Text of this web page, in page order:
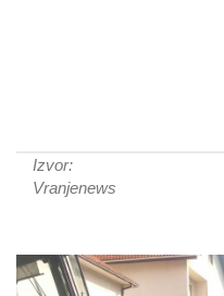
Izvor:
Vranjenews